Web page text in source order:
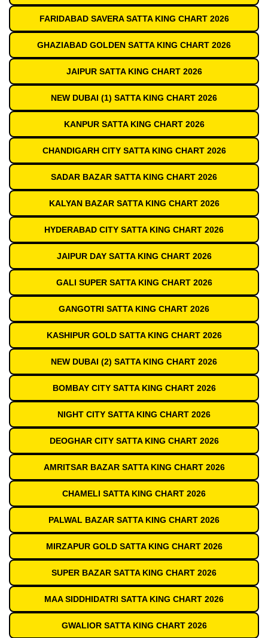
FARIDABAD SAVERA SATTA KING CHART 2026
GHAZIABAD GOLDEN SATTA KING CHART 2026
JAIPUR SATTA KING CHART 2026
NEW DUBAI (1) SATTA KING CHART 2026
KANPUR SATTA KING CHART 2026
CHANDIGARH CITY SATTA KING CHART 2026
SADAR BAZAR SATTA KING CHART 2026
KALYAN BAZAR SATTA KING CHART 2026
HYDERABAD CITY SATTA KING CHART 2026
JAIPUR DAY SATTA KING CHART 2026
GALI SUPER SATTA KING CHART 2026
GANGOTRI SATTA KING CHART 2026
KASHIPUR GOLD SATTA KING CHART 2026
NEW DUBAI (2) SATTA KING CHART 2026
BOMBAY CITY SATTA KING CHART 2026
NIGHT CITY SATTA KING CHART 2026
DEOGHAR CITY SATTA KING CHART 2026
AMRITSAR BAZAR SATTA KING CHART 2026
CHAMELI SATTA KING CHART 2026
PALWAL BAZAR SATTA KING CHART 2026
MIRZAPUR GOLD SATTA KING CHART 2026
SUPER BAZAR SATTA KING CHART 2026
MAA SIDDHIDATRI SATTA KING CHART 2026
GWALIOR SATTA KING CHART 2026